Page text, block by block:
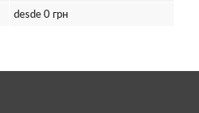
desde 0 грн